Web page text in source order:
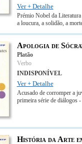
Ver + Detalhe
Prémio Nobel da
a loucura, a solidão, a
Apologia de
Platão
Verbo
INDISPONÍVEL
Ver + Detalhe
Acusado de corromper a
primeira série de diálogos
História da Arte